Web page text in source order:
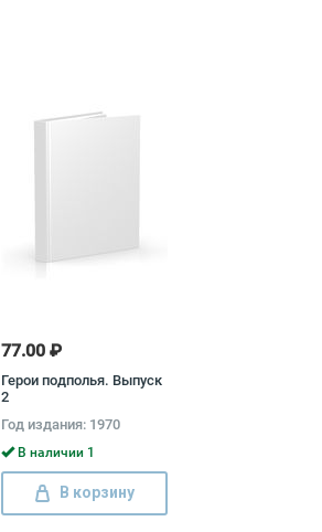
77.00 ₽
Герои подполья. Выпуск
2
Год издания: 1970
В наличии 1
В корзину